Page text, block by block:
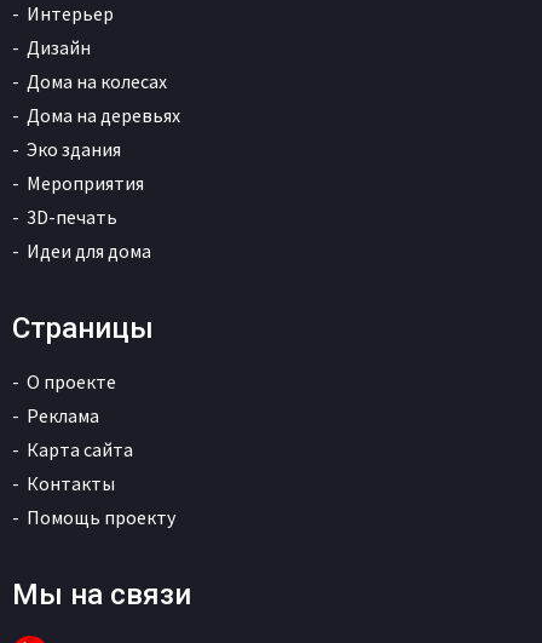
Интерьер
Дизайн
Дома на колесах
Дома на деревьях
Эко здания
Мероприятия
3D-печать
Идеи для дома
Страницы
О проекте
Реклама
Карта сайта
Контакты
Помощь проекту
Мы на связи